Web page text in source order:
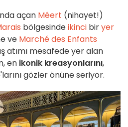
açan Méert (nihayet!)
bölgesindeikinci biryer
ve Marché des Enfants
atımı mesafede yer alan
en ikonik kreasyonlarını,
'larını gözler önüne seriyor.